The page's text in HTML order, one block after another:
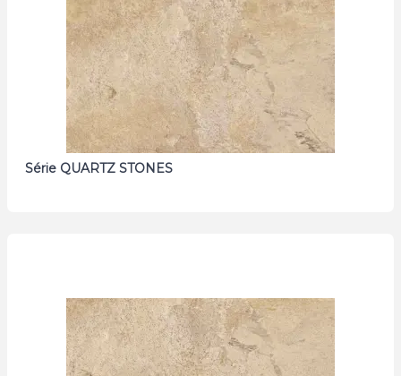
Série QUARTZ STONES